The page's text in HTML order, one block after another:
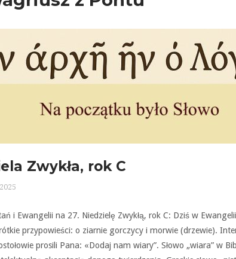
Zwykła, rok C
i Ewangelii na 27. Niedzielę Zwykłą, rok C: Dziś w
przypowieści: o ziarnie gorczycy i morwie (drzewie).
prosili Pana: «Dodaj nam wiary”. Słowo „wiara” w